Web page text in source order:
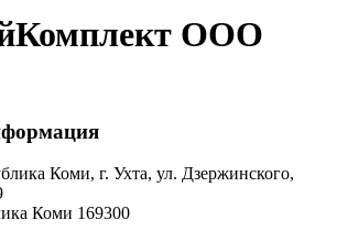
ООО
Коми, г. Ухта, ул. Дзержинского,
Коми 169300